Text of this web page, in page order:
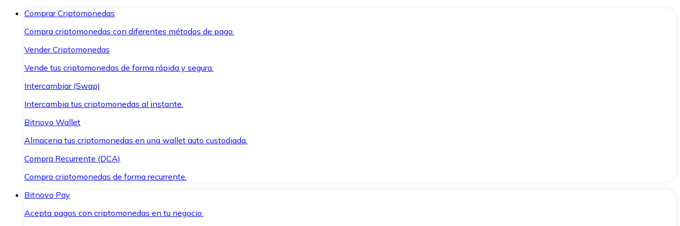
Comprar Criptomonedas
Compra criptomonedas con diferentes métodos de pago.
Vender Criptomonedas
Vende tus criptomonedas de forma rápida y segura.
Intercambiar (Swap)
Intercambia tus criptomonedas al instante.
Bitnovo Wallet
Almacena tus criptomonedas en una wallet auto custodiada.
Compra Recurrente (DCA)
Compra criptomonedas de forma recurrente.
Bitnovo Pay
Acepta pagos con criptomonedas en tu negocio.